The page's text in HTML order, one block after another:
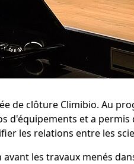
de clôture Climibio. Au
et a
les relations entre les
les travaux menés